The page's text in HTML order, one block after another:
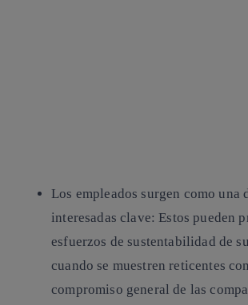
Los empleados surgen como una
interesadas clave: Estos pueden
esfuerzos de sustentabilidad de
cuando se muestren reticentes
compromiso general de las